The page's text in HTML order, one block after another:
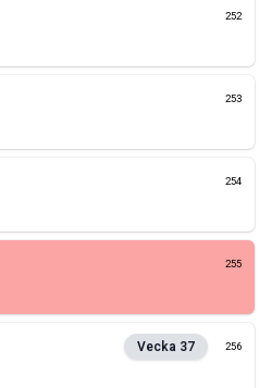
252
253
254
255
Vecka 37 256